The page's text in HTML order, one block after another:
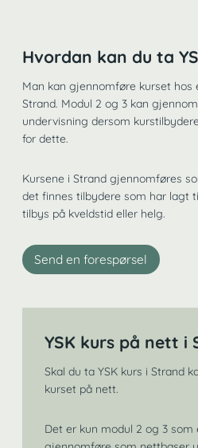
Hvordan kan du ta
Man kan gjennomføre kurset hos
Strand. Modul 2 og 3 kan
undervisning dersom
for dette.
Kursene i Strand gjennomføres
det finnes tilbydere som har lagt
tilbys på kveldstid eller helg.
Send en forespørsel
YSK kurs på nett i
Skal du ta YSK kurs i Strand
kurset på nett.
Det er kun modul 2 og 3 som